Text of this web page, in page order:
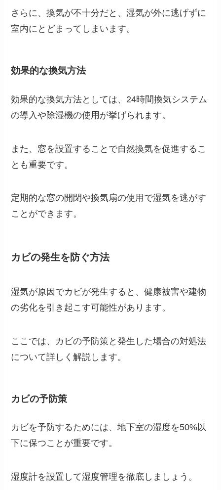
さらに、換気が不十分だと、湿気が外に逃げずに
室内にとどまってしまいます。
効果的な換気方法
効果的な換気方法としては、24時間換気システム
の導入や除湿機の使用が挙げられます。
また、窓を設置することで自然換気を促進するこ
とも重要です。
定期的な窓の開閉や換気扇の使用で湿気を逃がす
ことができます。
カビの発生を防ぐ方法
湿気が原因でカビが発生すると、健康被害や建物
の劣化を引き起こす可能性があります。
ここでは、カビの予防策と発生した場合の対処法
について詳しく解説します。
カビの予防策
カビを予防するためには、地下室の湿度を50%以
下に保つことが重要です。
湿度計を設置して湿度管理を徹底しましょう。